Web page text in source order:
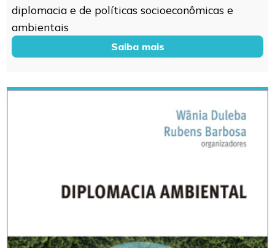
diplomacia e de políticas socioeconômicas e
ambientais
Saiba mais